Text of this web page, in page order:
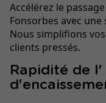
Accélérez le
Fonsorbes avec
Nous simplifions
clients pressés.
Rapidité de